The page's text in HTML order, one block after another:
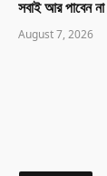
সবাই আর পাবেন না
August 7, 2026